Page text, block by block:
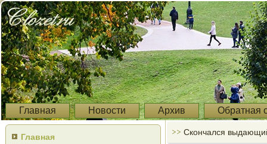
Главная Новости Архив Обратная
Главная
>> Скончался